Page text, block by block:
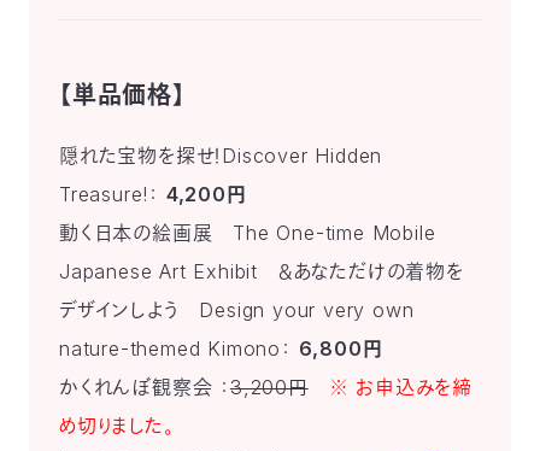
【単品価格】
隠れた宝物を探せ！Discover Hidden
Treasure!： 4,200円
動く日本の絵画展 The One-time Mobile
Japanese Art Exhibit ＆あなただけの着物を
デザインしよう Design your very own
nature-themed Kimono： 6,800円
かくれんぼ観察会 ： 3,200円
※ お申込みを締
め切りました。